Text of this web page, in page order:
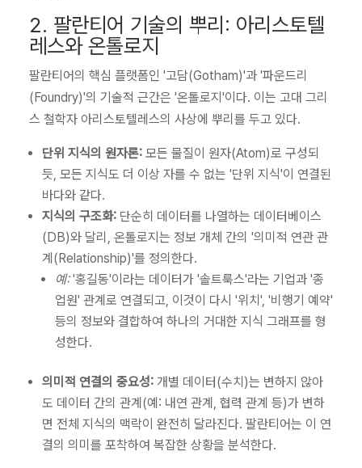
2. 팔란티어 기술의 뿌리: 아리스토텔
레스와 온톨로지
팔란티어의 핵심 플랫폼인 '고담(Gotham)'과 '파운드리
(Foundry)'의 기술적 근간은 '온톨로지'이다. 이는 고대 그리
스 철학자 아리스토텔레스의 사상에 뿌리를 두고 있다.
단위 지식의 원자론: 모든 물질이 원자(Atom)로 구성되
듯, 모든 지식도 더 이상 자를 수 없는 '단위 지식'이 연결된
바다와 같다.
지식의 구조화: 단순히 데이터를 나열하는 데이터베이스
(DB)와 달리, 온톨로지는 정보 개체 간의 '의미적 연관 관
계(Relationship)'를 정의한다.
예:'홍길동'이라는 데이터가 '솔트룩스'라는 기업과 '종
업원' 관계로 연결되고, 이것이 다시 '위치', '비행기 예약'
등의 정보와 결합하여 하나의 거대한 지식 그래프를 형
성한다.
의미적 연결의 중요성: 개별 데이터(수치)는 변하지 않아
도 데이터 간의 관계(예: 내연 관계, 협력 관계 등)가 변하
면 전체 지식의 맥락이 완전히 달라진다. 팔란티어는 이 연
결의 의미를 포착하여 복잡한 상황을 분석한다.